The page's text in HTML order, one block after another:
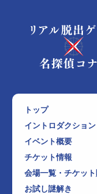
トップ
イントロダクション
イベント概要
チケット情報
会場一覧・チケット
お試し謎解き